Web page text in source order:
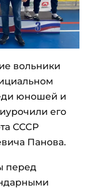
вольники
юношей и
его
СССР
Панова.
перед